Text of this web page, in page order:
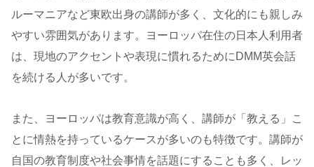
ルーマニアなど東欧出身の講師が多く、文化的にも親しみ
やすい雰囲気があります。ヨーロッパ在住の日本人利用者
は、現地のアクセントや表現に慣れるためにDMM英会話
を続ける人が多いです。
また、ヨーロッパは教育意識が高く、講師が「教える」こ
とに情熱を持っているケースが多いのも特徴です。講師が
自国の教育制度や社会事情を話題にすることも多く、レッ